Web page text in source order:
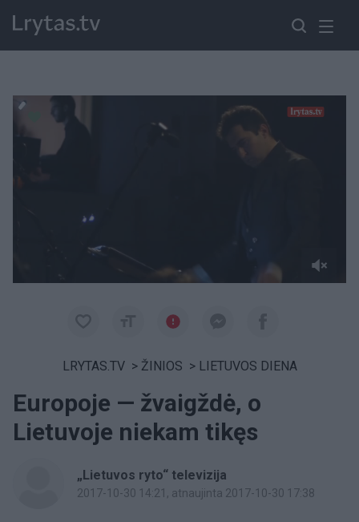
Paremkite Ukrainą
LRYTAS.TV > ŽINIOS > LIETUVOS DIENA
Europoje — žvaigždė, o
Lietuvoje niekam tikęs
„Lietuvos ryto“ televizija
2017-10-30 14:21 , atnaujinta 2017-10-30 17:38